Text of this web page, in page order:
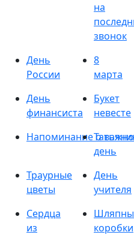
на
звонок
День
России
8
марта
День
финансиста
Букет
невесте
Напоминание о
день
Траурные
цветы
День
учителя
Сердца
из
коробки